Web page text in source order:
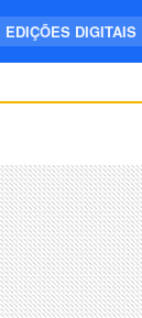
EDIÇÕES DIGITAIS